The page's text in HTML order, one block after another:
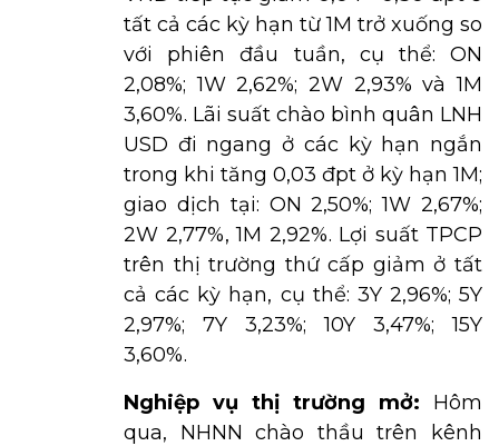
tất cả các kỳ hạn từ 1M trở xuống so
với phiên đầu tuần, cụ thể: ON
2,08%; 1W 2,62%; 2W 2,93% và 1M
3,60%. Lãi suất chào bình quân LNH
USD đi ngang ở các kỳ hạn ngắn
trong khi tăng 0,03 đpt ở kỳ hạn 1M;
giao dịch tại: ON 2,50%; 1W 2,67%;
2W 2,77%, 1M 2,92%. Lợi suất TPCP
trên thị trường thứ cấp giảm ở tất
cả các kỳ hạn, cụ thể: 3Y 2,96%; 5Y
2,97%; 7Y 3,23%; 10Y 3,47%; 15Y
3,60%.
Nghiệp vụ thị trường mở: Hôm
qua, NHNN chào thầu trên kênh